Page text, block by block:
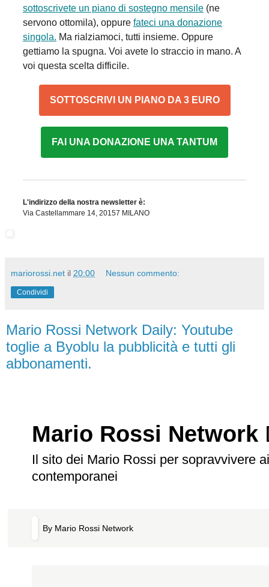
sottoscrivete un piano di sostegno mensile (ne
servono ottomila), oppure fateci una donazione
singola. Ma rialziamoci, tutti insieme. Oppure
gettiamo la spugna. Voi avete lo straccio in mano. A
voi questa scelta difficile.
SOTTOSCRIVI UN PIANO DA 3 EURO
FAI UNA DONAZIONE UNA TANTUM
L'indirizzo della nostra newsletter è:
Via Castellammare 14, 20157 MILANO
mariorossi.net il 20:00 Nessun commento:
Condividi
Mario Rossi Network Daily: Youtube
toglie a Byoblu la pubblicità e tutti gli
abbonamenti.
Mario Rossi Network
Il sito dei Mario Rossi per sopravvivere
contemporanei
By Mario Rossi Network